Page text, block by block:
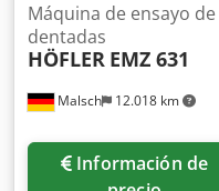
Malsch 12.018 km
Máquina de ensayo
dentadas
HÖFLER EMZ 631
Información de